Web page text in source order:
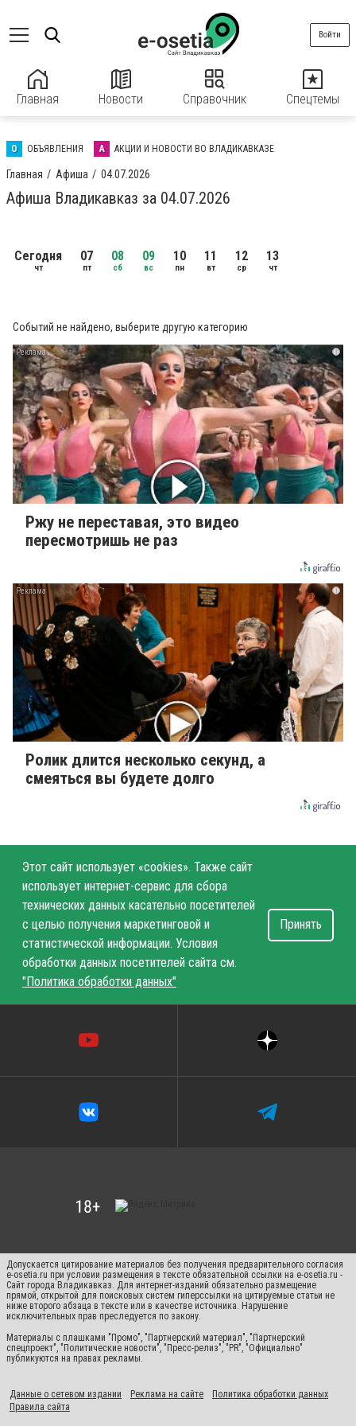
Главная Новости Справочник Спецтемы
Войти
О ОБЪЯВЛЕНИЯ А АКЦИИ И НОВОСТИ ВО ВЛАДИКАВКАЗЕ
Главная Афиша 04.07.2026
Афиша Владикавказ за 04.07.2026
Сегодня
чт
07
пт
08
сб
09
вс
10
пн
11
вт
12
ср
13
чт
Событий не найдено, выберите другую категорию
i
Ржу не переставая, это видео
пересмотришь не раз
i
Ролик длится несколько секунд, а
смеяться вы будете долго
Этот сайт использует «cookies». Также сайт
использует интернет-сервис для сбора
технических данных касательно посетителей
с целью получения маркетинговой и
статистической информации. Условия
обработки данных посетителей сайта см.
"Политика обработки данных"
Принять
Допускается цитирование материалов без получения предварительного согласия
e-osetia.ru при условии размещения в тексте обязательной ссылки на e-osetia.ru -
Сайт города Владикавказ. Для интернет-изданий обязательно размещение
прямой, открытой для поисковых систем гиперссылки на цитируемые статьи не
ниже второго абзаца в тексте или в качестве источника. Нарушение
исключительных прав преследуется по закону.
Материалы с плашками "Промо", "Партнерский материал", "Партнерский
спецпроект", "Политические новости", "Пресс-релиз", "PR", "Официально"
публикуются на правах рекламы.
Данные о сетевом издании Реклама на сайте
Политика обработки данных
Правила сайта